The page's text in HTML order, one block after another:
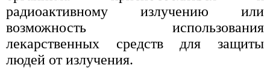
радиоактивному излучению или
возможность использования
лекарственных средств для защиты
людей от излучения.